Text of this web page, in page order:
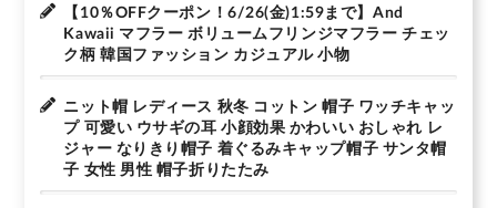
【10％OFFクーポン！6/26(金)1:59まで】And
Kawaii マフラー ボリュームフリンジマフラー チェッ
ク柄 韓国ファッション カジュアル 小物
ニット帽 レディース 秋冬 コットン 帽子 ワッチキャッ
プ 可愛い ウサギの耳 小顔効果 かわいい おしゃれ レ
ジャー なりきり帽子 着ぐるみキャップ帽子 サンタ帽
子 女性 男性 帽子折りたたみ